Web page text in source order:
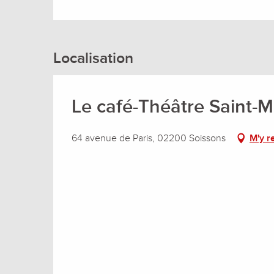
Localisation
Le café-Théâtre Saint-
64 avenue de Paris, 02200 Soissons M'y